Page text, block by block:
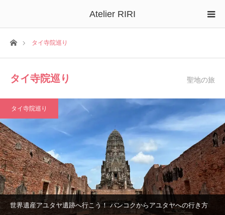
Atelier RIRI
ホームタイ寺院巡り
タイ寺院巡り 聖地の旅
タイ寺院巡り
世界遺産アユタヤ遺跡へ行こう！ バンコクからアユタヤへの行き方